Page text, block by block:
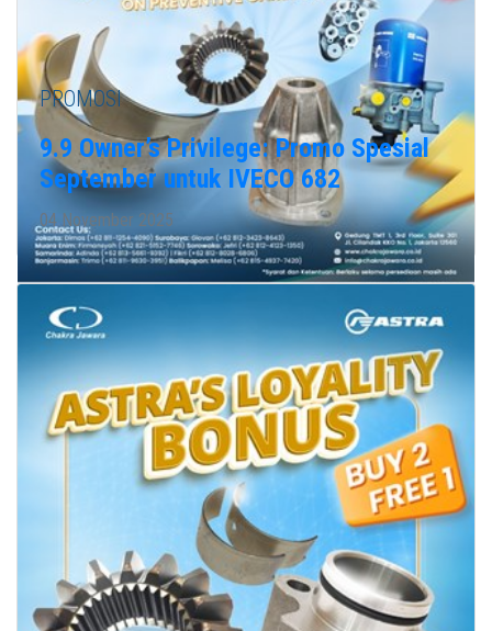
PROMOSI
9.9 Owner’s Privilege: Promo Spesial
September untuk IVECO 682
04 November 2025